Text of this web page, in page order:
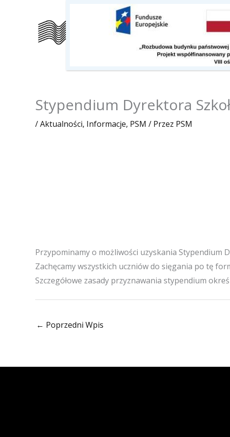
Szkoła O nas
Stypendium Dyrektora
/Aktualności, Informacje, PSM / Przez PSM
Przypominamy o możliwości uzyskania Stypendium
Zachęcamy wszystkich uczniów do sięgania po tę
Szczegółowe zasady przyznawania stypendium
← Poprzedni Wpis